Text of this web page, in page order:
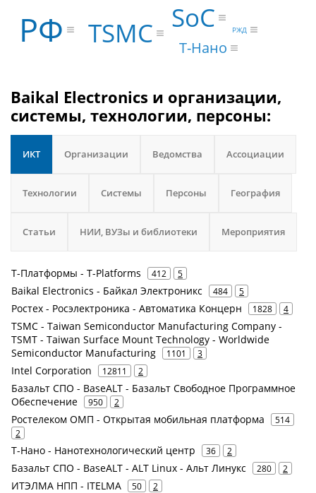
РФ TSMC SoC
Т-Нано
РЖД
Baikal Electronics и организации,
системы, технологии, персоны:
ИКТ Организации Ведомства Ассоциации
Технологии Системы Персоны География
Статьи НИИ, ВУЗы и библиотеки Мероприятия
Т-Платформы - T-Platforms 412 5
Baikal Electronics - Байкал Электроникс 484 5
Ростех - Росэлектроника - Автоматика Концерн 1828 4
TSMC - Taiwan Semiconductor Manufacturing Company -
TSMT - Taiwan Surface Mount Technology - Worldwide
Semiconductor Manufacturing
1101 3
Intel Corporation 12811 2
Базальт СПО - BaseALT - Базальт Свободное Программное
Обеспечение
950 2
Ростелеком ОМП - Открытая мобильная платформа
514
2
Т-Нано - Нанотехнологический центр 36 2
Базальт СПО - BaseALT - ALT Linux - Альт Линукс 280 2
ИТЭЛМА НПП - ITELMA 50 2